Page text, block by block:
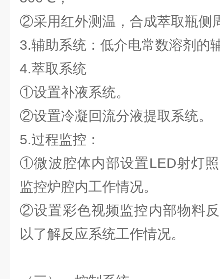
②采用红外测温，合成萃取瓶侧
3.辅助系统：低介电常数溶剂的
4.萃取系统
①设置补液系统。
②设置冷凝回流分液提取系统。
5.过程监控：
①微波腔体内部设置LED射灯
监控炉腔内工作情况。
②设置彩色视频监控内部物料
以了解反应系统工作情况。